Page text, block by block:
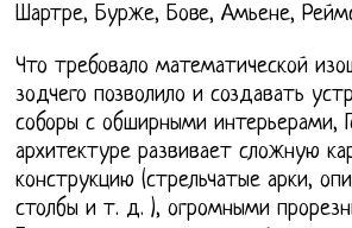
Шартре, Бурже, Бове, Амьене,
Что требовало математической
зодчего позволило и создавать
соборы с обширными интерьерами,
архитектуре развивает сложную
конструкцию (стрельчатые арки,
столбы и т. д. ), огромными